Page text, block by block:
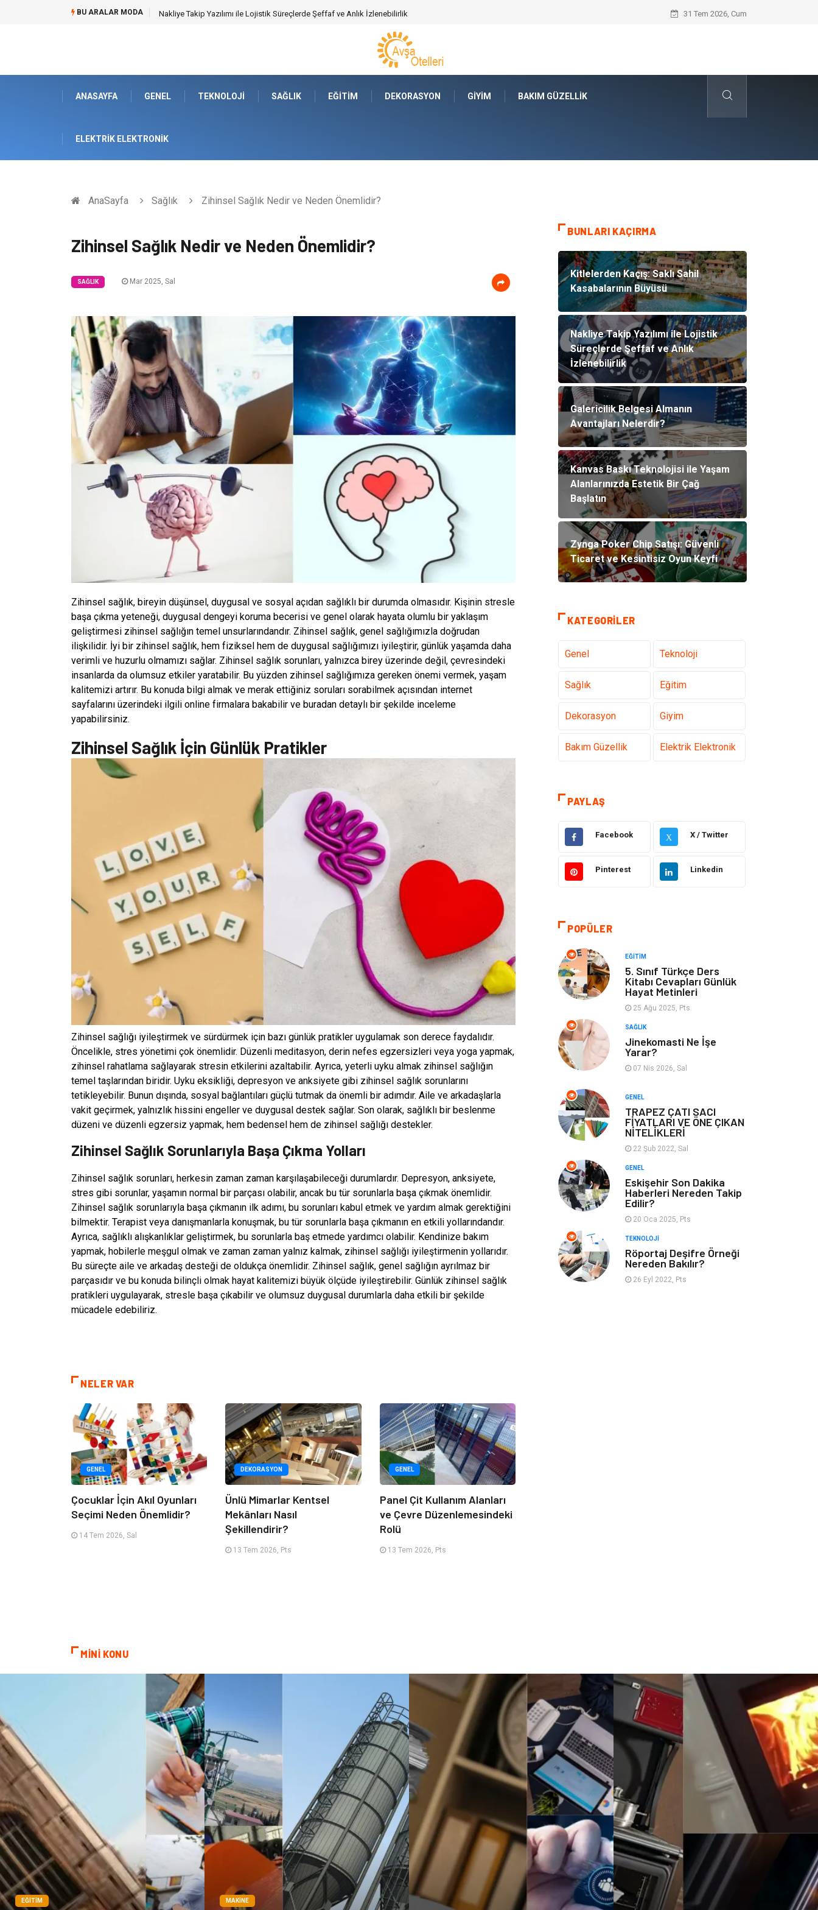
BU ARALAR MODA Galericilik Belgesi Almanın Avantajları Nelerdir? Kanvas Baskı Teknolojisi ile Yaşam
31 Tem 2026, Cum
ANASAYFA GENEL TEKNOLOJI SAĞLIK EĞITIM DEKORASYON GIYIM BAKIM GÜZELLIK
ELEKTRIK ELEKTRONIK
AnaSayfa Sağlık Zihinsel Sağlık Nedir ve Neden Önemlidir?
Zihinsel Sağlık Nedir ve Neden Önemlidir?
SAĞLIK Mar 2025, Sal
Zihinsel sağlık, bireyin düşünsel, duygusal ve sosyal açıdan sağlıklı bir durumda olmasıdır. Kişinin stresle
başa çıkma yeteneği, duygusal dengeyi koruma becerisi ve genel olarak hayata olumlu bir yaklaşım
geliştirmesi zihinsel sağlığın temel unsurlarındandır. Zihinsel sağlık, genel sağlığımızla doğrudan
ilişkilidir. İyi bir zihinsel sağlık, hem fiziksel hem de duygusal sağlığımızı iyileştirir, günlük yaşamda daha
verimli ve huzurlu olmamızı sağlar. Zihinsel sağlık sorunları, yalnızca birey üzerinde değil, çevresindeki
insanlarda da olumsuz etkiler yaratabilir. Bu yüzden zihinsel sağlığımıza gereken önemi vermek, yaşam
kalitemizi artırır. Bu konuda bilgi almak ve merak ettiğiniz soruları sorabilmek açısından internet
sayfalarını üzerindeki ilgili online firmalara bakabilir ve buradan detaylı bir şekilde inceleme
yapabilirsiniz.
Zihinsel Sağlık İçin Günlük Pratikler
Zihinsel sağlığı iyileştirmek ve sürdürmek için bazı günlük pratikler uygulamak son derece faydalıdır.
Öncelikle, stres yönetimi çok önemlidir. Düzenli meditasyon, derin nefes egzersizleri veya yoga yapmak,
zihinsel rahatlama sağlayarak stresin etkilerini azaltabilir. Ayrıca, yeterli uyku almak zihinsel sağlığın
temel taşlarından biridir. Uyku eksikliği, depresyon ve anksiyete gibi zihinsel sağlık sorunlarını
tetikleyebilir. Bunun dışında, sosyal bağlantıları güçlü tutmak da önemli bir adımdır. Aile ve arkadaşlarla
vakit geçirmek, yalnızlık hissini engeller ve duygusal destek sağlar. Son olarak, sağlıklı bir beslenme
düzeni ve düzenli egzersiz yapmak, hem bedensel hem de zihinsel sağlığı destekler.
Zihinsel Sağlık Sorunlarıyla Başa Çıkma Yolları
Zihinsel sağlık sorunları, herkesin zaman zaman karşılaşabileceği durumlardır. Depresyon, anksiyete,
stres gibi sorunlar, yaşamın normal bir parçası olabilir, ancak bu tür sorunlarla başa çıkmak önemlidir.
Zihinsel sağlık sorunlarıyla başa çıkmanın ilk adımı, bu sorunları kabul etmek ve yardım almak gerektiğini
bilmektir. Terapist veya danışmanlarla konuşmak, bu tür sorunlarla başa çıkmanın en etkili yollarındandır.
Ayrıca, sağlıklı alışkanlıklar geliştirmek, bu sorunlarla baş etmede yardımcı olabilir. Kendinize bakım
yapmak, hobilerle meşgul olmak ve zaman zaman yalnız kalmak, zihinsel sağlığı iyileştirmenin yollarıdır.
Bu süreçte aile ve arkadaş desteği de oldukça önemlidir. Zihinsel sağlık, genel sağlığın ayrılmaz bir
parçasıdır ve bu konuda bilinçli olmak hayat kalitemizi büyük ölçüde iyileştirebilir. Günlük zihinsel sağlık
pratikleri uygulayarak, stresle başa çıkabilir ve olumsuz duygusal durumlarla daha etkili bir şekilde
mücadele edebiliriz.
NELER VAR
GENEL
Çocuklar İçin Akıl Oyunları
Seçimi Neden Önemlidir?
14 Tem 2026, Sal
DEKORASYON
Ünlü Mimarlar Kentsel
Mekânları Nasıl
Şekillendirir?
13 Tem 2026, Pts
GENEL
Panel Çit Kullanım Alanları
ve Çevre Düzenlemesindeki
Rolü
13 Tem 2026, Pts
BUNLARI KAÇIRMA
Kitlelerden Kaçış: Saklı Sahil
Kasabalarının Büyüsü
Nakliye Takip Yazılımı ile Lojistik
Süreçlerde Şeffaf ve Anlık
İzlenebilirlik
Galericilik Belgesi Almanın
Avantajları Nelerdir?
Kanvas Baskı Teknolojisi ile Yaşam
Alanlarınızda Estetik Bir Çağ
Başlatın
Zynga Poker Chip Satışı: Güvenli
Ticaret ve Kesintisiz Oyun Keyfi
KATEGORILER
Genel Teknoloji
Sağlık Eğitim
Dekorasyon Giyim
Bakım Güzellik Elektrik Elektronik
Makine
Bilgisayar &
Otomotiv
Aksesuar
Bebek Giyim Tarih
PAYLAŞ
Facebook X X / Twitter
Pinterest Linkedin
POPÜLER
EĞITIM
5. Sınıf Türkçe Ders
Kitabı Cevapları Günlük
Hayat Metinleri
25 Ağu 2025, Pts
SAĞLIK
Jinekomasti Ne İşe
Yarar?
07 Nis 2026, Sal
GENEL
TRAPEZ ÇATI SACI
FİYATLARI VE ÖNE ÇIKAN
NİTELİKLERİ
22 Şub 2022, Sal
GENEL
Eskişehir Son Dakika
Haberleri Nereden Takip
Edilir?
20 Oca 2025, Pts
TEKNOLOJI
Röportaj Deşifre Örneği
Nereden Bakılır?
26 Eyl 2022, Pts
MİNİ KONU
EĞITIM MAKINE